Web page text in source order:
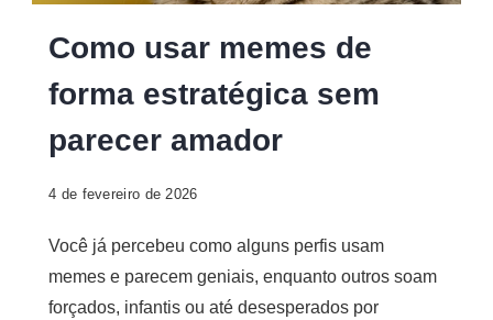
Como usar memes de
forma estratégica sem
parecer amador
4 de fevereiro de 2026
Você já percebeu como alguns perfis usam
memes e parecem geniais, enquanto outros soam
forçados, infantis ou até desesperados por